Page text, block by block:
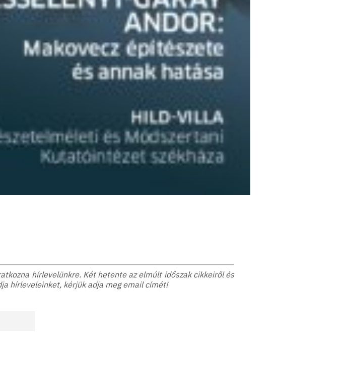
hírlevelünkre. Két hetente az elmúlt időszak cikkeiről és
hírleveleinket, kérjük adja meg email címét!